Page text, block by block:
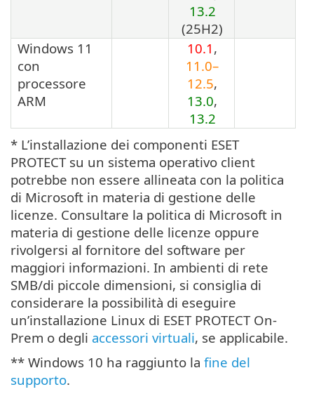
13.2
(25H2)
Windows 11
con
processore
ARM
10.1 ,
11.0–
12.5,
13.0,
13.2
* L’installazione dei componenti ESET
PROTECT su un sistema operativo client
potrebbe non essere allineata con la politica
di Microsoft in materia di gestione delle
licenze. Consultare la politica di Microsoft in
materia di gestione delle licenze oppure
rivolgersi al fornitore del software per
maggiori informazioni. In ambienti di rete
SMB/di piccole dimensioni, si consiglia di
considerare la possibilità di eseguire
un’installazione Linux di ESET PROTECT On-
Prem o degli accessori virtuali, se applicabile.
** Windows 10 ha raggiunto la fine del
supporto.